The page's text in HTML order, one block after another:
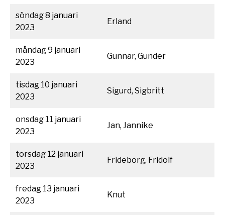
söndag 8 januari
2023
Erland
måndag 9 januari
2023
Gunnar, Gunder
tisdag 10 januari
2023
Sigurd, Sigbritt
onsdag 11 januari
2023
Jan, Jannike
torsdag 12 januari
2023
Frideborg, Fridolf
fredag 13 januari
2023
Knut